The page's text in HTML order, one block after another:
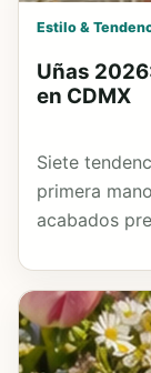
Estilo &
Uñas
en CDMX
Siete
primera
acabados